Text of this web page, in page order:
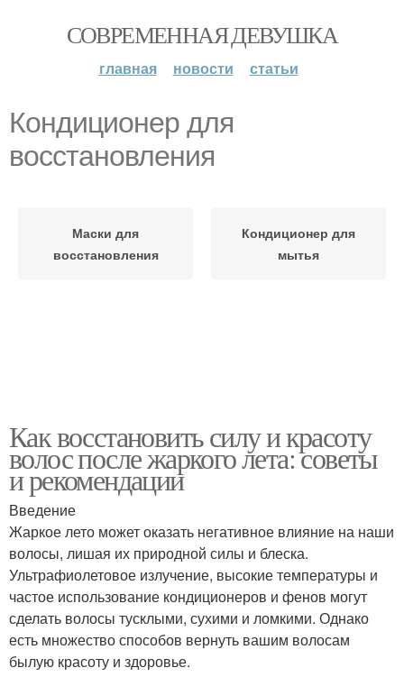
СОВРЕМЕННАЯ ДЕВУШКА
главная новости статьи
Кондиционер для
восстановления
Маски для
восстановления
Кондиционер для
мытья
Как восстановить силу и красоту
волос после жаркого лета: советы
и рекомендации
Введение
Жаркое лето может оказать негативное влияние на наши
волосы, лишая их природной силы и блеска.
Ультрафиолетовое излучение, высокие температуры и
частое использование кондиционеров и фенов могут
сделать волосы тусклыми, сухими и ломкими. Однако
есть множество способов вернуть вашим волосам
былую красоту и здоровье.